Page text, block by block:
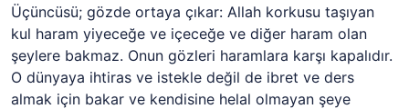
Üçüncüsü; gözde ortaya çıkar: Allah korkusu taşıyan
kul haram yiyeceğe ve içeceğe ve diğer haram olan
şeylere bakmaz. Onun gözleri haramlara karşı kapalıdır.
O dünyaya ihtiras ve istekle değil de ibret ve ders
almak için bakar ve kendisine helal olmayan şeye